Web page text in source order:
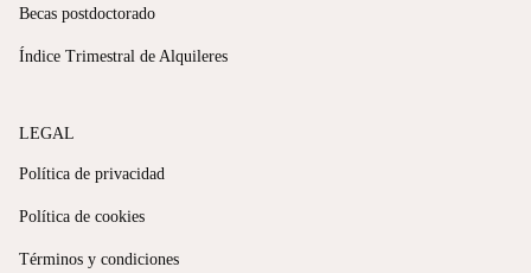
Becas postdoctorado
Índice Trimestral de Alquileres
LEGAL
Política de privacidad
Política de cookies
Términos y condiciones